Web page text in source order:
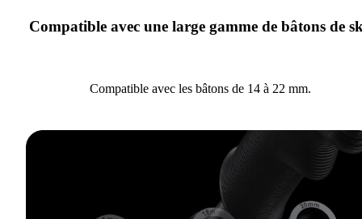
Compatible avec une large gamme de bâtons de
Compatible avec les bâtons de 14 à 22 mm.